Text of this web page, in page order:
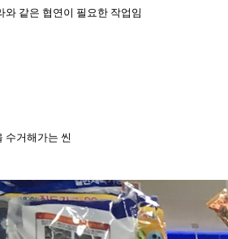
와 같은 협연이 필요한 작업임
수거해가는 씬